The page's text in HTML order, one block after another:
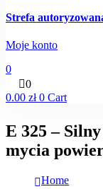
Strefa
Moje konto
0
0
0.00 zł 0 Cart
E 325 –
mycia
Home